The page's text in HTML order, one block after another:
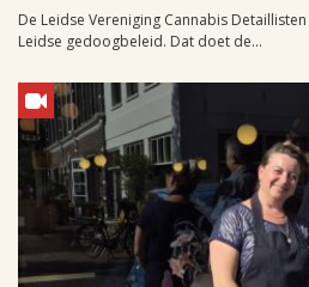
De Leidse Vereniging Cannabis
Leidse gedoogbeleid. Dat doet de...